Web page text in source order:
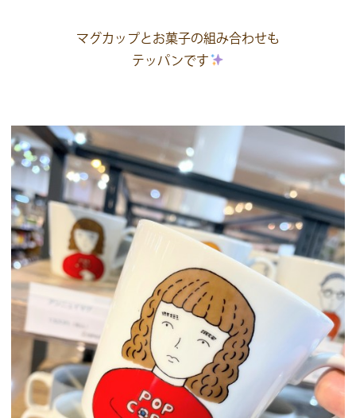
マグカップとお菓子の組み合わせも
テッパンです